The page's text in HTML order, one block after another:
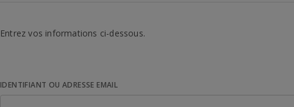
Entrez vos informations ci-dessous.
IDENTIFIANT OU ADRESSE EMAIL